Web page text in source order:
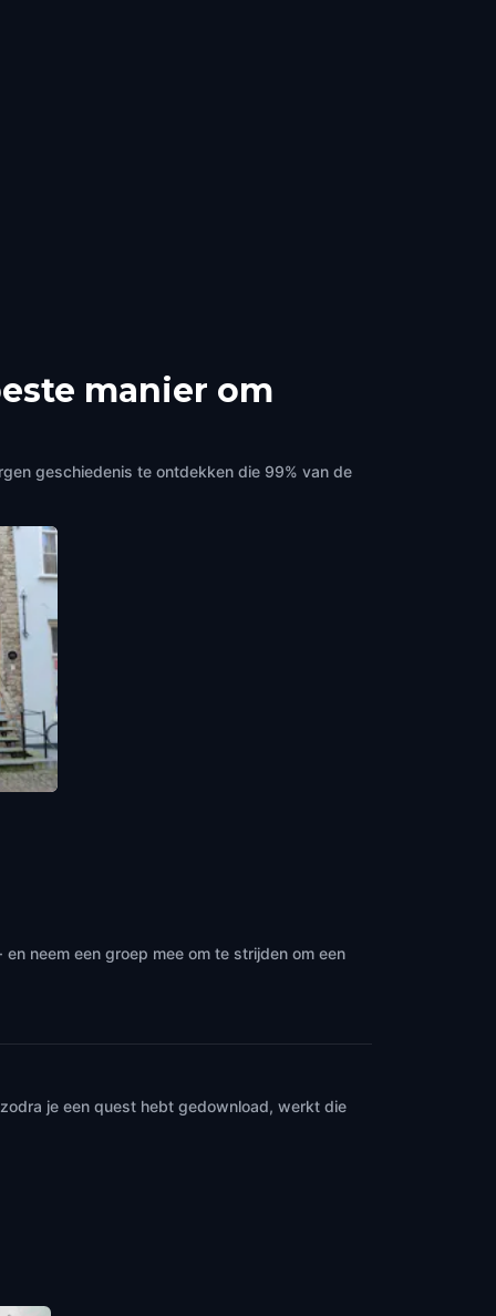
manier om
geschiedenis te ontdekken die 99% van de
neem een groep mee om te strijden om een
je een quest hebt gedownload, werkt die